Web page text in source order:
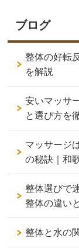
ブログ
整体の好転
を解説
安いマッサ
と選び方を
マッサージ
の秘訣｜和
整体選びで
整体の違い
整体と水の